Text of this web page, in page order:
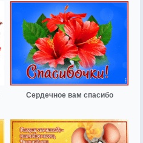
Сердечное вам спасибо